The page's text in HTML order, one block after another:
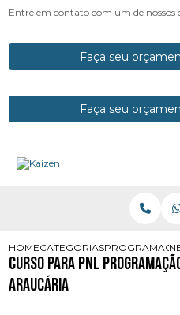
Entre em contato com um de nossos
Faça seu
Faça seu
HOMECATEGORIAS
Curso para Pnl
Araucária